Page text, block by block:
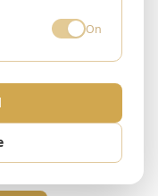
alte categorii.
On